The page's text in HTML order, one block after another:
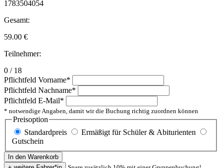
1783504054
Gesamt:
59.00 €
Teilnehmer:
0 / 18
Pflichtfeld Vorname*
Pflichtfeld Nachname*
Pflichtfeld E-Mail*
* notwendige Angaben, damit wir die Buchung richtig zuordnen können
Preisoption
Standardpreis
Ermäßigt für Schüler & Abiturienten
Gutschein